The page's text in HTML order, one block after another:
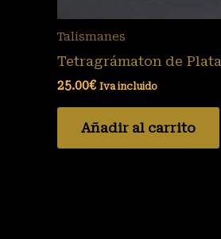
Talismanes
Tetragrámaton de Plata
25.00€ Iva incluido
Añadir al carrito